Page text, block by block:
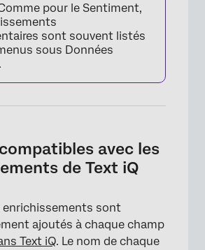
×
pour le Sentiment,
sont souvent listés
sous Données
avec les
de Text iQ
enrichissements sont
ajoutés à chaque champ
Text iQ. Le nom de chaque